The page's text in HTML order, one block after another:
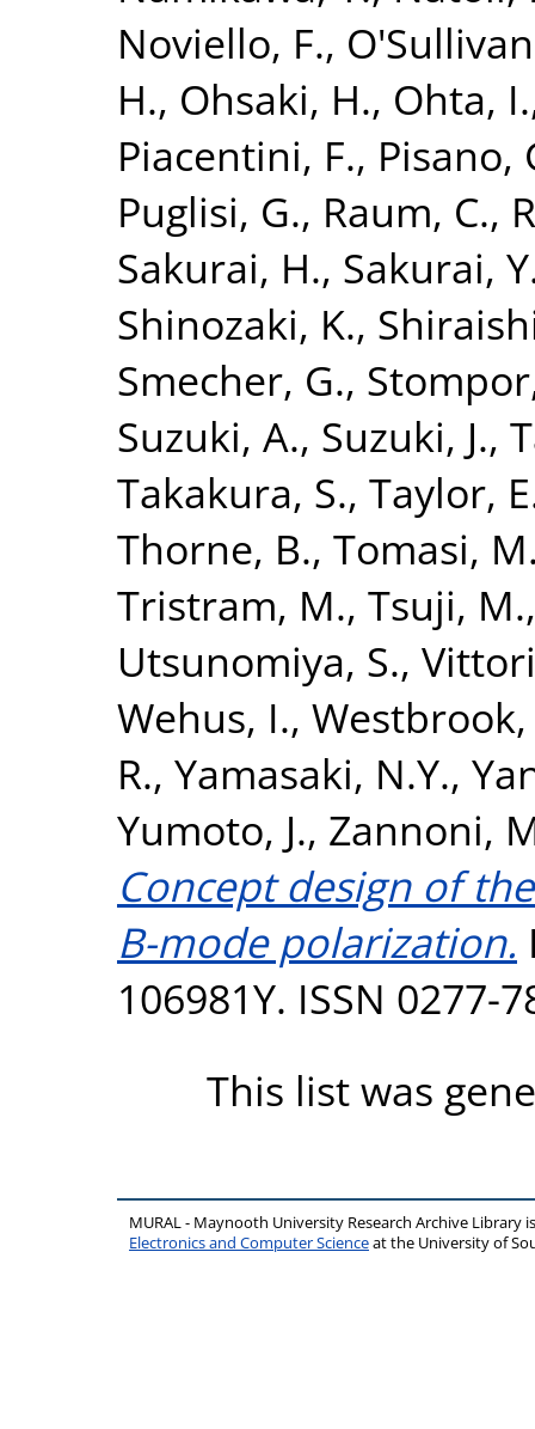
Noviello, F.,
H., Ohsaki, H., Ohta, I.
Piacentini, F., Pisano,
Puglisi, G., Raum, C.,
Sakurai, H., Sakurai,
Shinozaki, K.,
Smecher, G.,
Suzuki, A., Suzuki, J.,
Takakura, S., Taylor,
Thorne, B., Tomasi,
Tristram, M., Tsuji, M.
Utsunomiya, S.,
Wehus, I., Westbrook,
R., Yamasaki, N.Y.,
Yumoto, J., Zannoni,
Concept design of
B-mode polarization.
106981Y. ISSN 0277-
This list was
MURAL - Maynooth University Research Archive Library
Electronics and Computer Scienceat the University of